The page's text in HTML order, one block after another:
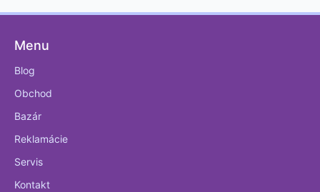
Menu
Blog
Obchod
Bazár
Reklamácie
Servis
Kontakt